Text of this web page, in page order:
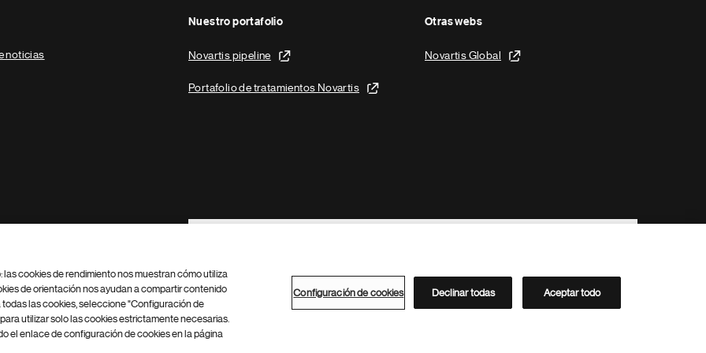
noticias
Nuestro portafolio
Novartis pipeline
Portafolio de tratamientos Novartis
Otras webs
Novartis Global
Footer Site Search
Configuración de cookies Mapa del sitio
Directorio de Novartis
cookies de rendimiento nos muestran cómo utiliza
de orientación nos ayudan a compartir contenido
las cookies, seleccione "Configuración de
utilizar solo las cookies estrictamente necesarias.
el enlace de configuración de cookies en la página
Configuración de cookies Declinar todas Aceptar todo